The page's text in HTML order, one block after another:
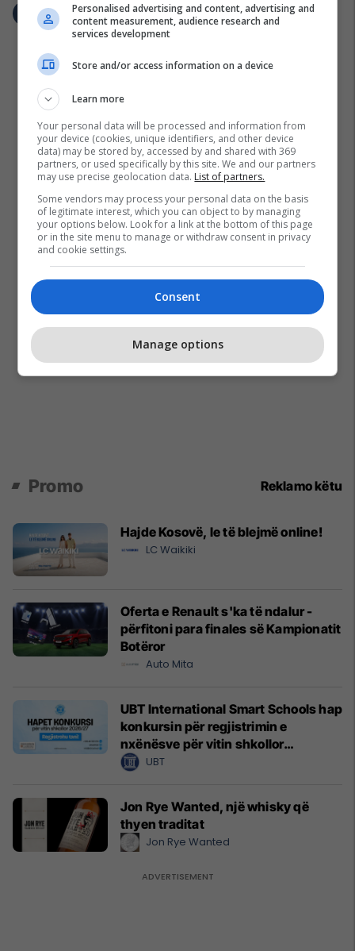
Promo Reklamo këtu
Hajde Kosovë, le të blejmë online!
LC Waikiki
Oferta e Renault s'ka të ndalur -
përfitoni para finales së Kampionatit
Botëror
Auto Mita
UBT International Smart Schools hap
konkursin për regjistrimin e
nxënësve për vitin shkollor
2026/2027
UBT
Jon Rye Wanted, një whisky që
thyen traditat
Jon Rye Wanted
Personalised advertising and content, advertising and
content measurement, audience research and
services development
Store and/or access information on a device
Learn more
Your personal data will be processed and information from
your device (cookies, unique identifiers, and other device
data) may be stored by, accessed by and shared with 369
partners, or used specifically by this site. We and our partners
may use precise geolocation data. List of partners.
Some vendors may process your personal data on the basis
of legitimate interest, which you can object to by managing
your options below. Look for a link at the bottom of this page
or in the site menu to manage or withdraw consent in privacy
and cookie settings.
Consent
Manage options